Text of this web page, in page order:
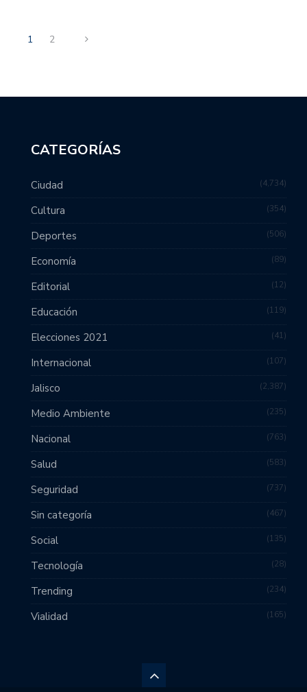
1 2
CATEGORÍAS
Ciudad 4,734
Cultura 354
Deportes 506
Economía 89
Editorial 12
Educación 119
Elecciones 2021 41
Internacional 107
Jalisco 2,387
Medio Ambiente 235
Nacional 763
Salud 583
Seguridad 737
Sin categoría 467
Social 135
Tecnología 28
Trending 234
Vialidad 165